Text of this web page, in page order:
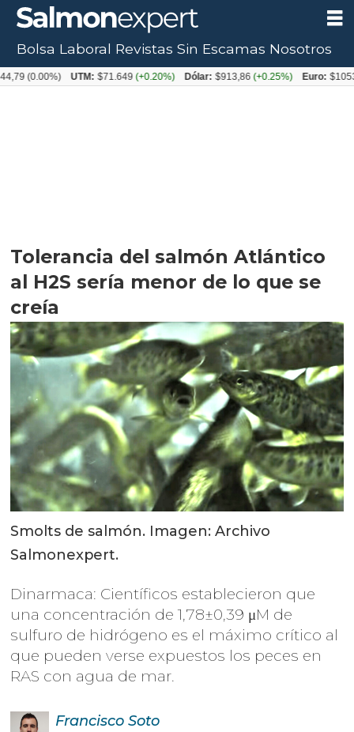
Tolerancia del salmón Atlántico
al H2S sería menor de lo que se
creía
Smolts de salmón. Imagen: Archivo
Salmonexpert.
Dinarmaca: Científicos establecieron que
una concentración de 1,78±0,39 μM de
sulfuro de hidrógeno es el máximo crítico al
que pueden verse expuestos los peces en
RAS con agua de mar.
Francisco Soto
Bolsa Laboral Revistas Sin Escamas Nosotros
UTM: $71.649(+0.20%) Dólar: $913,86(+0.25%) Euro: $1053,08(-